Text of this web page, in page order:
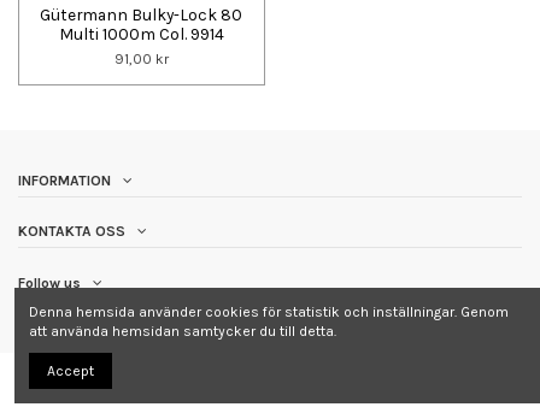
Gütermann Bulky-Lock 80
Multi 1000m Col. 9914
91,00 kr
INFORMATION
KONTAKTA OSS
Follow us
Denna hemsida använder cookies för statistik och inställningar. Genom
att använda hemsidan samtycker du till detta.
Accept